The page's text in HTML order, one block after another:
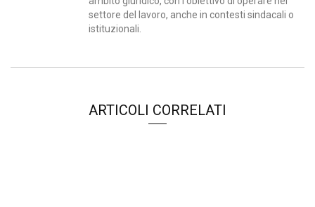
settore del lavoro, anche in contesti sindacali o
istituzionali.
ARTICOLI CORRELATI